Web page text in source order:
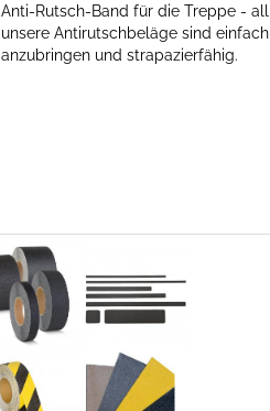
Anti-Rutsch-Band für die Treppe - all
unsere Antirutschbeläge sind einfach
anzubringen und strapazierfähig.